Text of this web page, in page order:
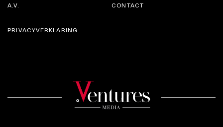
A.V. CONTACT
PRIVACYVERKLARING